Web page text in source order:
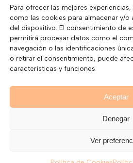
Para ofrecer las mejores
como las cookies para almacenar y/o
del dispositivo. El consentimiento de
permitirá procesar datos como el
navegación o las identificaciones
o retirar el consentimiento, puede
características y funciones.
Aceptar
Denegar
Ver
s
t
a
g
r
a
m
c
b
o
o
k
t
Política de Privacidad –
Copyright © 2025 Pepelnary.com |
Mayorga